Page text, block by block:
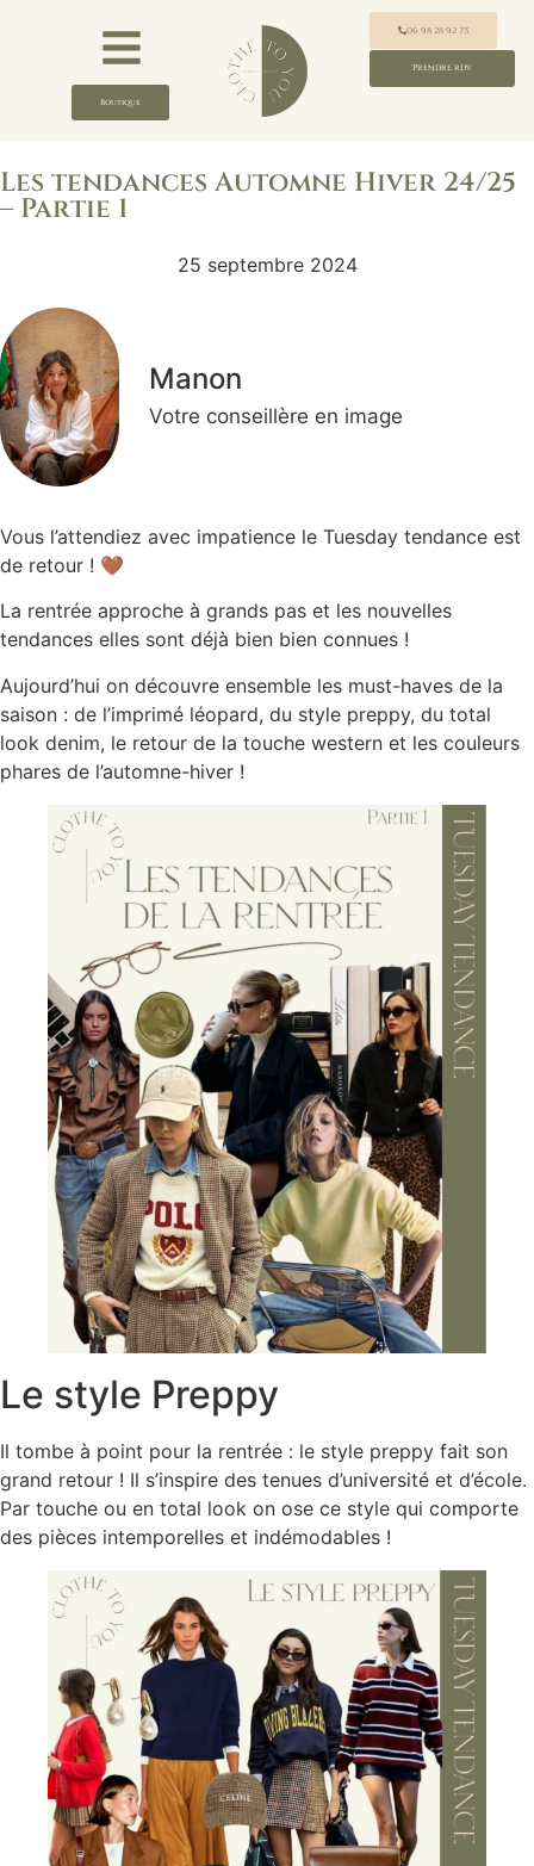
Boutique
06 98 28 92 73
Prendre rdv
Les tendances Automne Hiver 24/25
– Partie 1
25 septembre 2024
Manon
Votre conseillère en image
Vous l’attendiez avec impatience le Tuesday tendance est
de retour ! 🤎
La rentrée approche à grands pas et les nouvelles
tendances elles sont déjà bien bien connues !
Aujourd’hui on découvre ensemble les must-haves de la
saison : de l’imprimé léopard, du style preppy, du total
look denim, le retour de la touche western et les couleurs
phares de l’automne-hiver !
Le style Preppy
Il tombe à point pour la rentrée : le style preppy fait son
grand retour ! Il s’inspire des tenues d’université et d’école.
Par touche ou en total look on ose ce style qui comporte
des pièces intemporelles et indémodables !